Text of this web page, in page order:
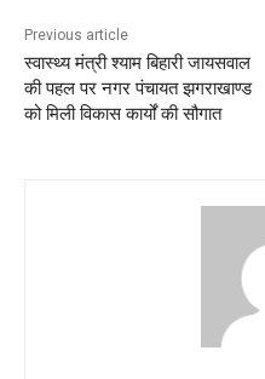
Previous article
स्वास्थ्य मंत्री श्याम बिहारी जायसवाल
की पहल पर नगर पंचायत झगराखाण्ड
को मिली विकास कार्यों की सौगात